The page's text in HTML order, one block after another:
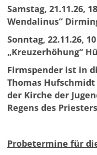
Samstag, 21.11.26,
Wendalinus“
Sonntag, 22.11.26,
„Kreuzerhöhung“
Firmspender ist in
Thomas
der Kirche der
Regens des
Probetermine für